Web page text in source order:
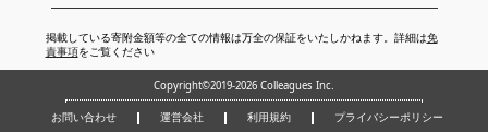
掲載している寄附金額等の全ての情報は万全の保証をいたしかねます。詳細は免
責事項をご覧ください
Copyright©2019-2026 Colleagues Inc.
お問い合わせ 運営会社 利用規約 プライバシーポリシー